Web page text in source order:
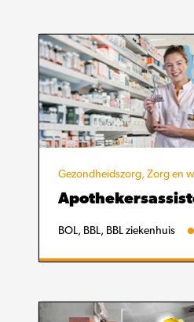
Gezondheidszorg, Zorg en
BOL, BBL, BBL ziekenhuis